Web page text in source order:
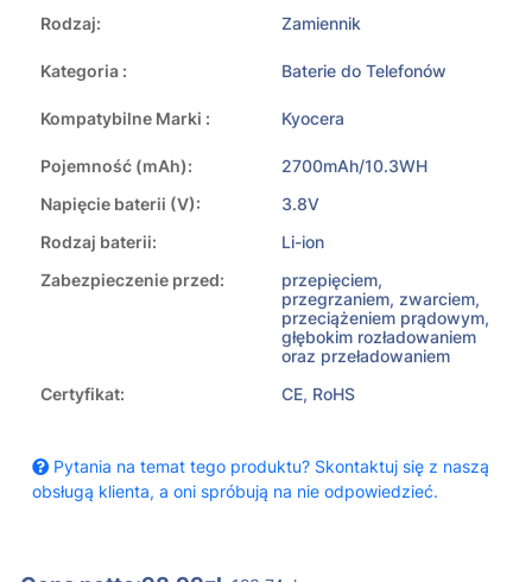
Rodzaj: Zamiennik
Kategoria : Baterie do Telefonów
Kompatybilne Marki : Kyocera
Pojemność (mAh):
2700mAh/10.3WH
Napięcie baterii (V):
3.8V
Rodzaj baterii:
Li-ion
Zabezpieczenie przed:
przepięciem,
przegrzaniem, zwarciem,
przeciążeniem prądowym,
głębokim rozładowaniem
oraz przeładowaniem
Certyfikat:
CE, RoHS
Pytania na temat tego produktu? Skontaktuj się z naszą
obsługą klienta, a oni spróbują na nie odpowiedzieć.